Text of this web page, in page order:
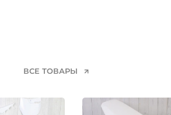
ВСЕ ТОВАРЫ